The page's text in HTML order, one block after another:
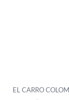
EL CARRO